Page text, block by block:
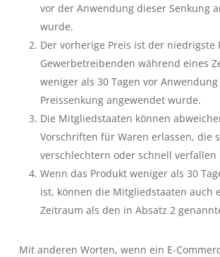
vor der Anwendung dieser Senkung
wurde.
Der vorherige Preis ist der niedrigste
Gewerbetreibenden während eines
weniger als 30 Tagen vor
Preissenkung angewendet wurde.
Die Mitgliedstaaten können
Vorschriften für Waren erlassen, die
verschlechtern oder schnell verfallen
Wenn das Produkt weniger als 30
ist, können die Mitgliedstaaten auch
Zeitraum als den in Absatz 2
Mit anderen Worten, wenn ein E-